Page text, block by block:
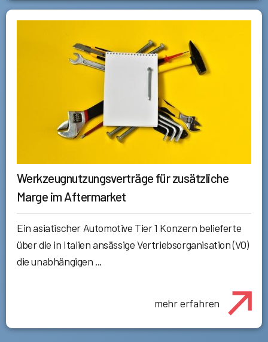
Werkzeugnutzungsverträge für zusätzliche
Marge im Aftermarket
Ein asiatischer Automotive Tier 1 Konzern belieferte
über die in Italien ansässige Vertriebsorganisation (VO)
die unabhängigen ...
mehr erfahren